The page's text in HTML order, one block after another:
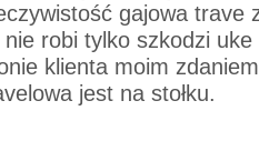
gajowa trave
robi tylko szkodzi
klienta moim
jest na stołku.